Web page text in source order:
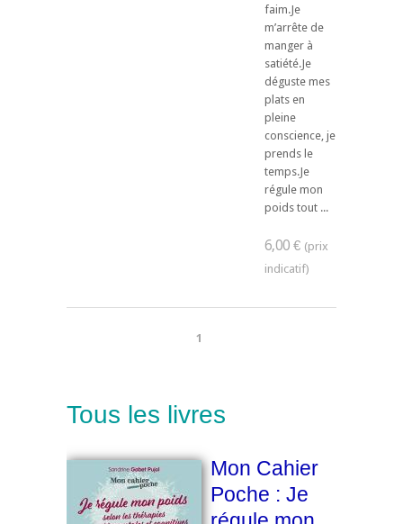
faim.Je
m’arrête de
manger à
satiété.Je
déguste mes
plats en
pleine
conscience, je
prends le
temps.Je
régule mon
poids tout ...
6,00 €
1
Tous les livres
Mon Cahier
Poche : Je